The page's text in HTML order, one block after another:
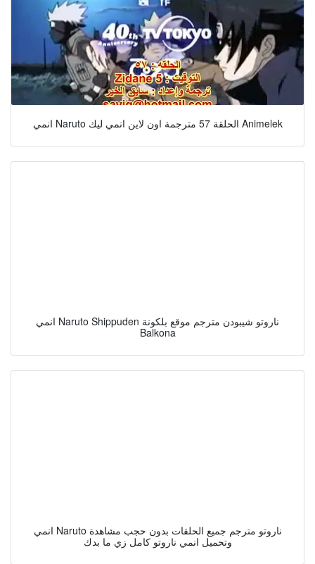
انمي Naruto الحلقة 57 مترجمة اون لاين انمي ليك Animelek
انمي Naruto Shippuden ناروتو شيبودن مترجم موقع بلكونة
Balkona
انمي Naruto ناروتو مترجم جميع الحلقات بدون حجب مشاهدة
وتحميل انمي ناروتو كامل زي ما بدك